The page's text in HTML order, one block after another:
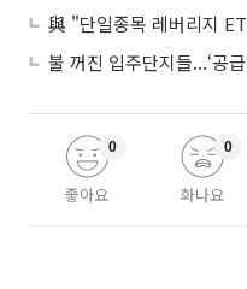
불 꺼진 입주단지들...‘공
좋아요
0
화나요
0